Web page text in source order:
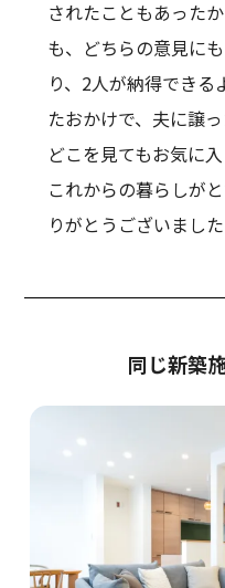
されたこともあった
も、どちらの意見に
り、2人が納得できる
たおかけで、夫に譲
どこを見てもお気に
これからの暮らしが
りがとうございました
同じ新築